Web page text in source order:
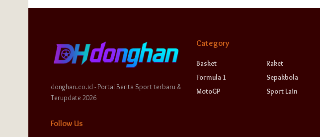
donghan.co.id - Portal Berita Sport terbaru &
Terupdate 2026
Follow Us
Category
Basket
Formula 1
MotoGP
Raket
Sepakbola
Sport Lain